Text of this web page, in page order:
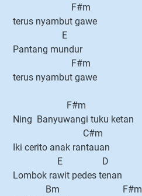
F#m
terus nyambut gawe
E
Pantang mundur
F#m
terus nyambut gawe
F#m
Ning Banyuwangi tuku ketan
C#m
Iki cerito anak rantauan
E D
Lombok rawit pedes tenan
Bm F#m